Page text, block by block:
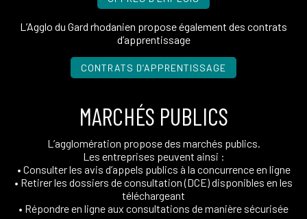
L’Agglo du Gard rhodanien propose également des contrats
d’apprentissage
CONTRATS D’APPRENTISSAGE
MARCHÉS PUBLICS
L’agglomération propose des marchés publics.
Les entreprises peuvent ainsi :
• Consulter les avis d’appels publics à la concurrence en ligne
• Retirer les dossiers de consultation (DCE) disponibles en les
téléchargeant
• Répondre en ligne aux consultations de manière sécurisée